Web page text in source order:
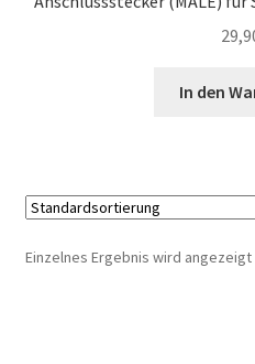
In den
Einzelnes Ergebnis wird angezeigt